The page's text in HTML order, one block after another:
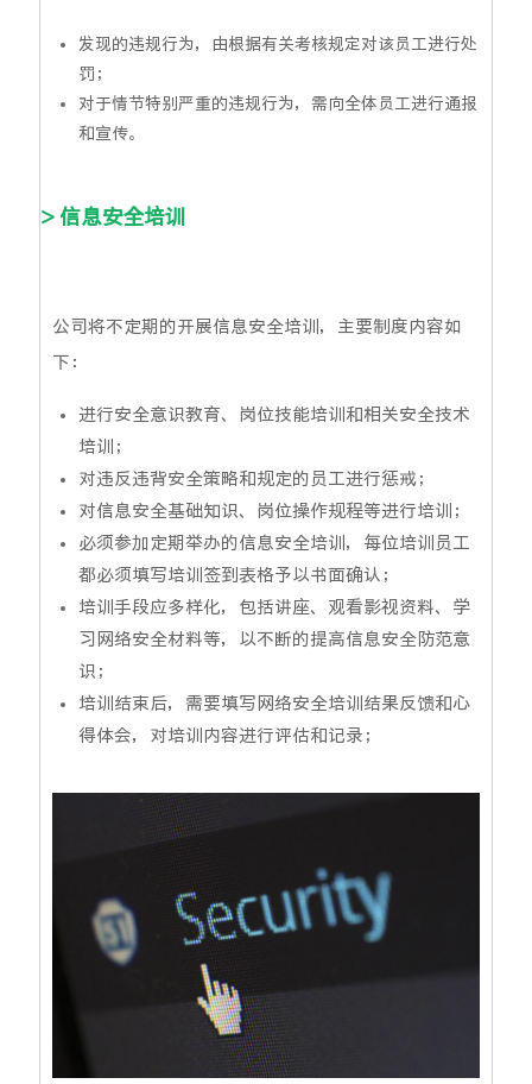
发现的违规行为，由根据有关考核规定对该员工进行处
罚；
对于情节特别严重的违规行为，需向全体员工进行通报
和宣传。
> 信息安全培训
公司将不定期的开展信息安全培训，主要制度内容如
下：
进行安全意识教育、岗位技能培训和相关安全技术
培训；
对违反违背安全策略和规定的员工进行惩戒；
对信息安全基础知识、岗位操作规程等进行培训；
必须参加定期举办的信息安全培训，每位培训员工
都必须填写培训签到表格予以书面确认；
培训手段应多样化，包括讲座、观看影视资料、学
习网络安全材料等，以不断的提高信息安全防范意
识；
培训结束后，需要填写网络安全培训结果反馈和心
得体会，对培训内容进行评估和记录；